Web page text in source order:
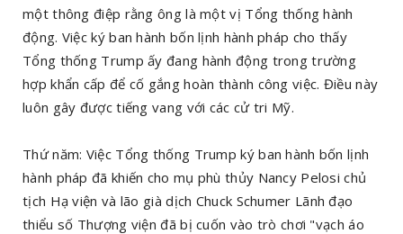
một thông điệp rằng ông là một vị Tổng thống hành
động. Việc ký ban hành bốn lịnh hành pháp cho thấy
Tổng thống Trump ấy đang hành động trong trường
hợp khẩn cấp để cố gắng hoàn thành công việc. Điều này
luôn gây được tiếng vang với các cử tri Mỹ.
Thứ năm: Việc Tổng thống Trump ký ban hành bốn lịnh
hành pháp đã khiến cho mụ phù thủy Nancy Pelosi chủ
tịch Hạ viện và lão già dịch Chuck Schumer Lãnh đạo
thiểu số Thượng viện đã bị cuốn vào trò chơi "vạch áo